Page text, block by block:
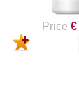
Price €